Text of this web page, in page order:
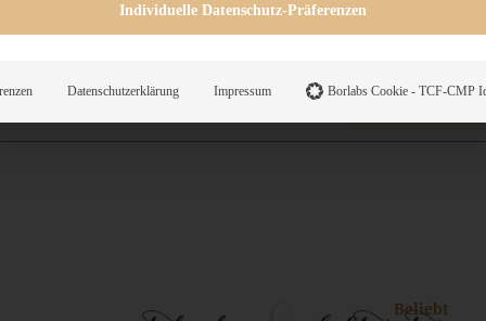
Beliebt
Individuelle Datenschutz-Präferenzen
Datenschutzerklärung Impressum Borlabs Cookie - TCF-CMP